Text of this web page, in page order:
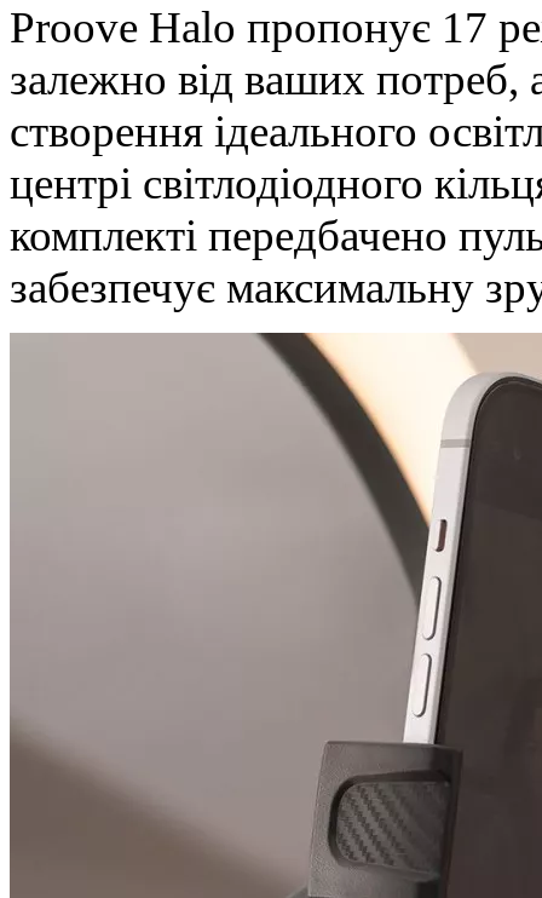
Proove Halo пропонує 17
залежно від ваших потреб,
створення ідеального
центрі світлодіодного
комплекті передбачено
забезпечує максимальну